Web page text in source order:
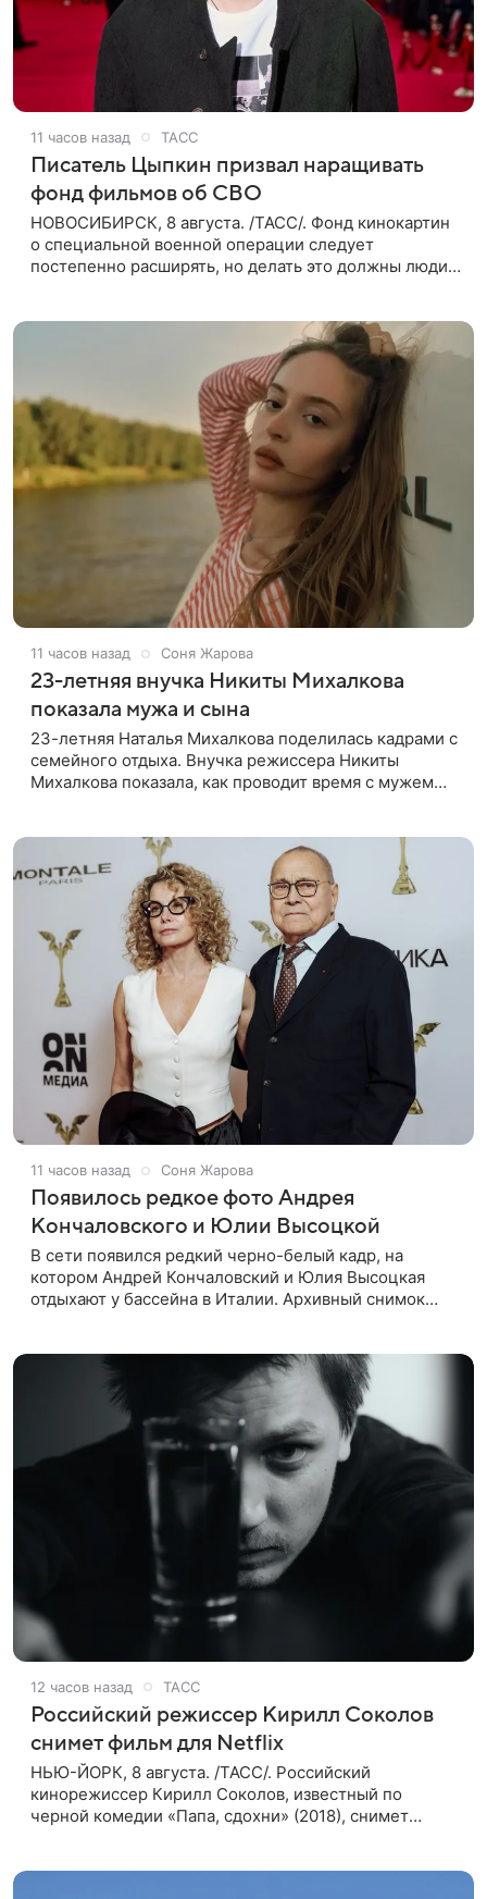
11 часов назад ТАСС
Писатель Цыпкин призвал наращивать
фонд фильмов об СВО
НОВОСИБИРСК, 8 августа. /ТАСС/. Фонд кинокартин
о специальной военной операции следует
постепенно расширять, но делать это должны люди,
11 часов назад Соня Жарова
23-летняя внучка Никиты Михалкова
показала мужа и сына
23-летняя Наталья Михалкова поделилась кадрами с
семейного отдыха. Внучка режиссера Никиты
Михалкова показала, как проводит время с мужем
11 часов назад Соня Жарова
Появилось редкое фото Андрея
Кончаловского и Юлии Высоцкой
В сети появился редкий черно-белый кадр, на
котором Андрей Кончаловский и Юлия Высоцкая
отдыхают у бассейна в Италии. Архивный снимок
12 часов назад ТАСС
Российский режиссер Кирилл Соколов
снимет фильм для Netflix
НЬЮ-ЙОРК, 8 августа. /ТАСС/. Российский
кинорежиссер Кирилл Соколов, известный по
черной комедии «Папа, сдохни» (2018), снимет